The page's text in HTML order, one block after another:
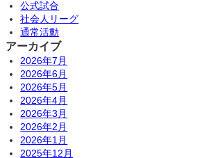
公式試合
社会人リーグ
通常活動
アーカイブ
2026年7月
2026年6月
2026年5月
2026年4月
2026年3月
2026年2月
2026年1月
2025年12月